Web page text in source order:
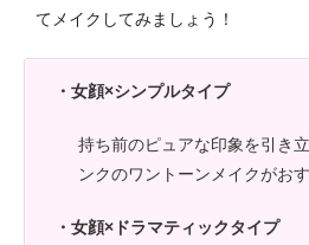
てメイクしてみましょう！
・女顔×シンプルタイプ
持ち前のピュアな印象を引き
ンクのワントーンメイクがお
・女顔×ドラマティックタイプ